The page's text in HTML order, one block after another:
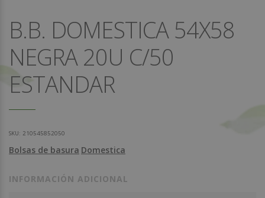
B.B. DOMESTICA 54X58
NEGRA 20U C/50
ESTANDAR
SKU: 210545852050
Bolsas de basura Domestica
INFORMACIÓN ADICIONAL